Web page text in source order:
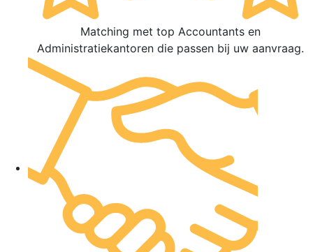
Matching met top Accountants en
Administratiekantoren die passen bij uw aanvraag.